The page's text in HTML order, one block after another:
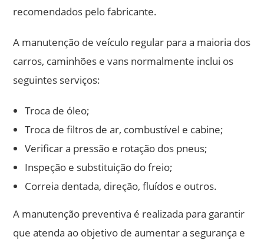
recomendados pelo fabricante.
A manutenção de veículo regular para a maioria dos
carros, caminhões e vans normalmente inclui os
seguintes serviços:
Troca de óleo;
Troca de filtros de ar, combustível e cabine;
Verificar a pressão e rotação dos pneus;
Inspeção e substituição do freio;
Correia dentada, direção, fluídos e outros.
A manutenção preventiva é realizada para garantir
que atenda ao objetivo de aumentar a segurança e